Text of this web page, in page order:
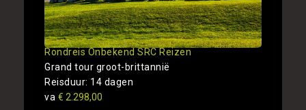
Rondreis Onbekend SRC Reizen
Grand tour groot-brittannië
Reisduur: 14 dagen
va € 2.298,00